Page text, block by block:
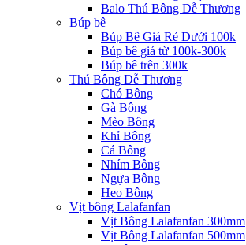
Balo Thú Bông Dễ Thương
Búp bê
Búp Bê Giá Rẻ Dưới 100k
Búp bê giá từ 100k-300k
Búp bê trên 300k
Thú Bông Dễ Thương
Chó Bông
Gà Bông
Mèo Bông
Khỉ Bông
Cá Bông
Nhím Bông
Ngựa Bông
Heo Bông
Vịt bông Lalafanfan
Vịt Bông Lalafanfan 300mm
Vịt Bông Lalafanfan 500mm